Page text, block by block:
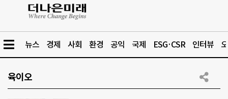
뉴스 경제 사회 환경 공익 국제 ESG·CSR 인터뷰
육이오